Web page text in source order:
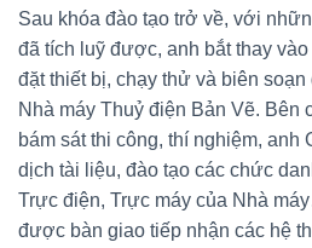
Sau khóa đào tạo trở về, với
đã tích luỹ được, anh bắt thay
đặt thiết bị, chạy thử và biên soạn
Nhà máy Thuỷ điện Bản Vẽ. Bên
bám sát thi công, thí nghiệm, anh
dịch tài liệu, đào tạo các chức
Trực điện, Trực máy của Nhà
được bàn giao tiếp nhận các hệ